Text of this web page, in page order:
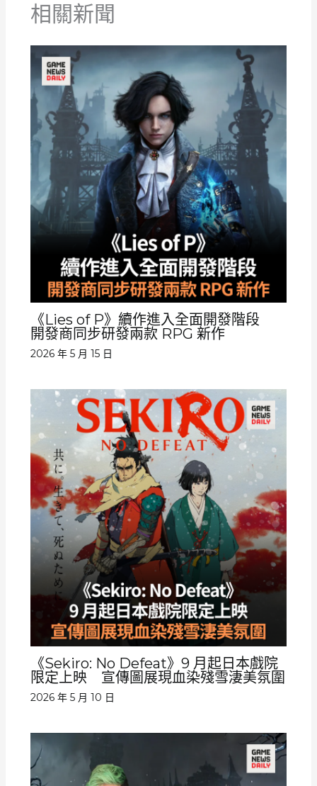
相關新聞
《Lies of P》續作進入全面開發階段
開發商同步研發兩款 RPG 新作
2026 年 5 月 15 日
《Sekiro: No Defeat》9 月起日本戲院
限定上映 宣傳圖展現血染殘雪淒美氛圍
2026 年 5 月 10 日